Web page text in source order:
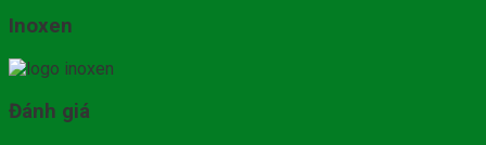
Inoxen
Đánh giá